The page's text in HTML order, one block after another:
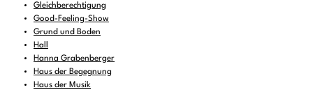
Gleichberechtigung
Good-Feeling-Show
Grund und Boden
Hall
Hanna Grabenberger
Haus der Begegnung
Haus der Musik